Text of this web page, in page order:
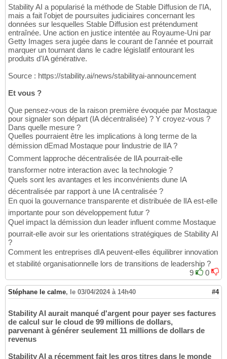
Stability AI a popularisé la méthode de Stable Diffusion de l'IA,
mais a fait l'objet de poursuites judiciaires concernant les
données sur lesquelles Stable Diffusion est prétendument
entraînée. Une action en justice intentée au Royaume-Uni par
Getty Images sera jugée dans le courant de l'année et pourrait
marquer un tournant dans le cadre législatif entourant les
produits d'IA générative.
Source : https://stability.ai/news/stabilityai-announcement
Et vous ?
Que pensez-vous de la raison première évoquée par Mostaque
pour signaler son départ (IA décentralisée) ? Y croyez-vous ?
Dans quelle mesure ?
Quelles pourraient être les implications à long terme de la
démission dEmad Mostaque pour lindustrie de lIA ?
Comment lapproche décentralisée de lIA pourrait-elle
transformer notre interaction avec la technologie ?
Quels sont les avantages et les inconvénients dune IA
décentralisée par rapport à une IA centralisée ?
En quoi la gouvernance transparente et distribuée de lIA est-elle
importante pour son développement futur ?
Quel impact la démission dun leader influent comme Mostaque
pourrait-elle avoir sur les orientations stratégiques de Stability AI
?
Comment les entreprises dIA peuvent-elles équilibrer innovation
et stabilité organisationnelle lors de transitions de leadership ?
9
0
Stéphane le calme, le 03/04/2024 à 14h40 #4
Stability AI aurait manqué d'argent pour payer ses factures
de calcul sur le cloud de 99 millions de dollars,
parvenant à générer seulement 11 millions de dollars de
revenus
Stability AI a récemment fait les gros titres dans le monde